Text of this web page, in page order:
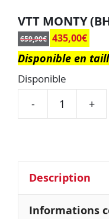
VTT MONTY
659,90€ 435,00€
Disponible en
Disponible
- +
Description
Informations